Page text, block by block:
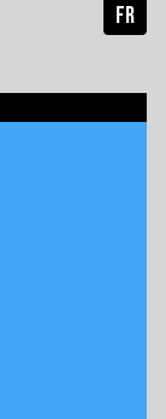
FR